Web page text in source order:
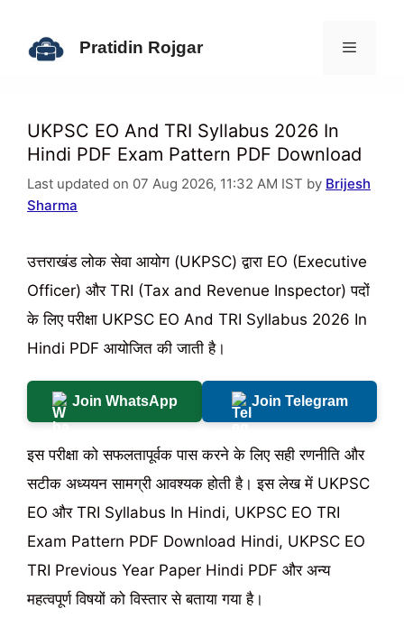
Pratidin Rojgar
UKPSC EO And TRI Syllabus 2026 In
Hindi PDF Exam Pattern PDF Download
Last updated on 07 Aug 2026, 11:32 AM IST by Brijesh
Sharma
उत्तराखंड लोक सेवा आयोग (UKPSC) द्वारा EO (Executive
Officer) और TRI (Tax and Revenue Inspector) पदों
के लिए परीक्षा UKPSC EO And TRI Syllabus 2026 In
Hindi PDF आयोजित की जाती है।
Join WhatsApp Join Telegram
इस परीक्षा को सफलतापूर्वक पास करने के लिए सही रणनीति और
सटीक अध्ययन सामग्री आवश्यक होती है। इस लेख में UKPSC
EO और TRI Syllabus In Hindi, UKPSC EO TRI
Exam Pattern PDF Download Hindi, UKPSC EO
TRI Previous Year Paper Hindi PDF और अन्य
महत्वपूर्ण विषयों को विस्तार से बताया गया है।